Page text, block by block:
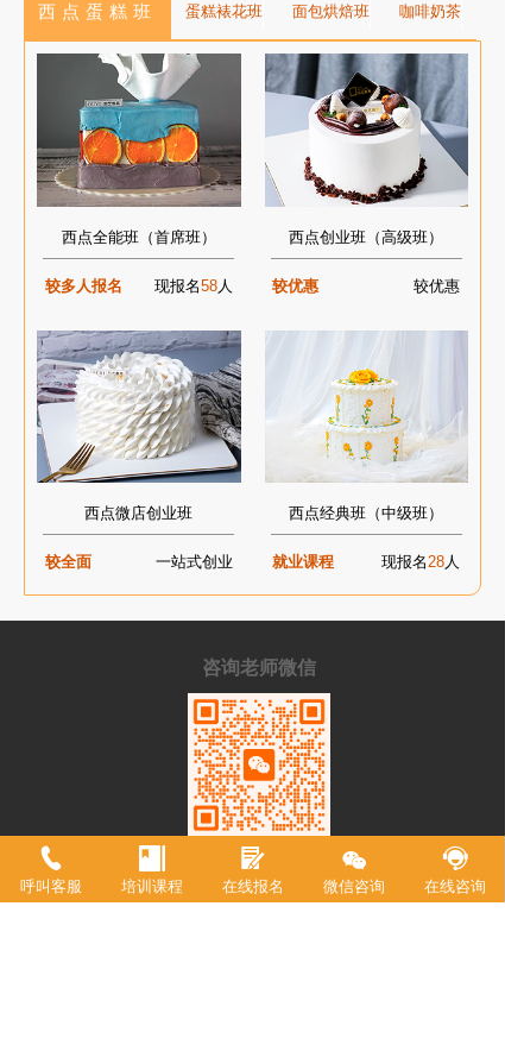
呼叫客服 培训课程 在线报名 微信咨询 在线咨询
西点蛋糕班 蛋糕裱花班 面包烘焙班 咖啡奶茶
西点全能班（首席班）
较多人报名 现报名58人
西点创业班（高级班）
较优惠 较优惠
西点微店创业班
较全面 一站式创业
西点经典班（中级班）
就业课程 现报名28人
咨询老师微信
手机/微信：
15215129787
学校地址：
重庆市渝中区中山二路196号附2号港天大厦A